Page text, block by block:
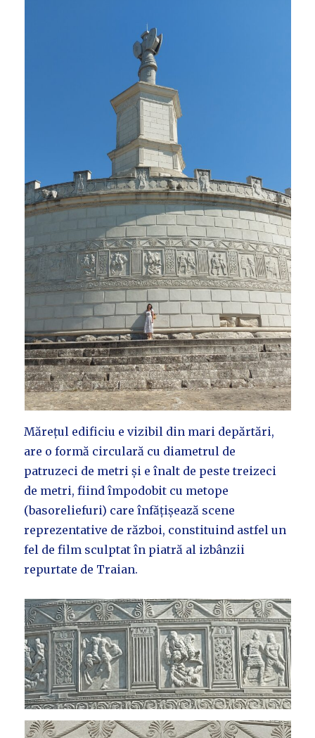
Mărețul edificiu e vizibil din mari depărtări,
are o formă circulară cu diametrul de
patruzeci de metri și e înalt de peste treizeci
de metri, fiind împodobit cu metope
(basoreliefuri) care înfățișează scene
reprezentative de război, constituind astfel un
fel de film sculptat în piatră al izbânzii
repurtate de Traian.